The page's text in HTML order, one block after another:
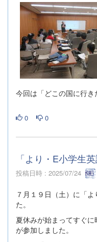
今回は「どこの国に行き
0 0
「より・E小学生
投稿日時 : 2025/07/24
７月１９日（土）に「
た。
夏休みが始まってすぐ
が参加しました。